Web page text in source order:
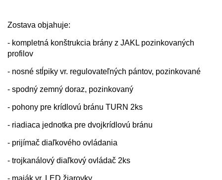
Zostava objahuje:
- kompletná konštrukcia brány z JAKL pozinkovaných
profilov
- nosné stĺpiky vr. regulovateľných pántov, pozinkované
- spodný zemný doraz, pozinkovaný
- pohony pre krídlovú bránu TURN 2ks
- riadiaca jednotka pre dvojkrídlovú bránu
- prijímač diaľkového ovládania
- trojkanálový diaľkový ovládač 2ks